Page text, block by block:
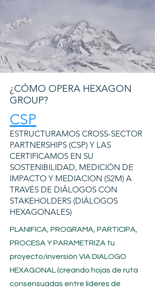
¿CÓMO OPERA HEXAGON
GROUP?
CSP
ESTRUCTURAMOS CROSS-SECTOR
PARTNERSHIPS (CSP) Y LAS
CERTIFICAMOS EN SU
SOSTENIBILIDAD, MEDICIÓN DE
IMPACTO Y MEDIACION (S2M) A
TRAVÉS DE DIÁLOGOS CON
STAKEHOLDERS (DIÁLOGOS
HEXAGONALES)
PLANIFICA, PROGRAMA, PARTICIPA,
PROCESA Y PARAMETRIZA tu
proyecto/inversión VIA DIALOGO
HEXAGONAL (creando hojas de ruta
consensuadas entre líderes de